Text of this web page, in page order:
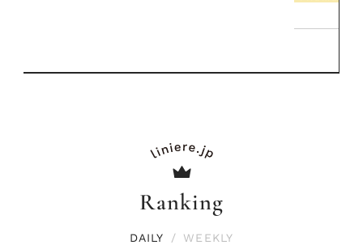
Ranking
DAILY / WEEKLY